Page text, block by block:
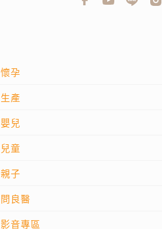
懷孕
生產
嬰兒
兒童
親子
問良醫
影音專區